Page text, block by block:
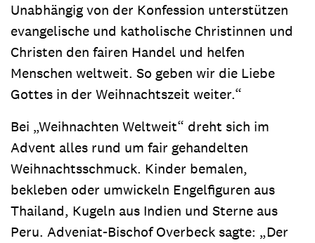
Unabhängig von der Konfession unterstützen
evangelische und katholische Christinnen und
Christen den fairen Handel und helfen
Menschen weltweit. So geben wir die Liebe
Gottes in der Weihnachtszeit weiter.“
Bei „Weihnachten Weltweit“ dreht sich im
Advent alles rund um fair gehandelten
Weihnachtsschmuck. Kinder bemalen,
bekleben oder umwickeln Engelfiguren aus
Thailand, Kugeln aus Indien und Sterne aus
Peru. Adveniat-Bischof Overbeck sagte: „Der